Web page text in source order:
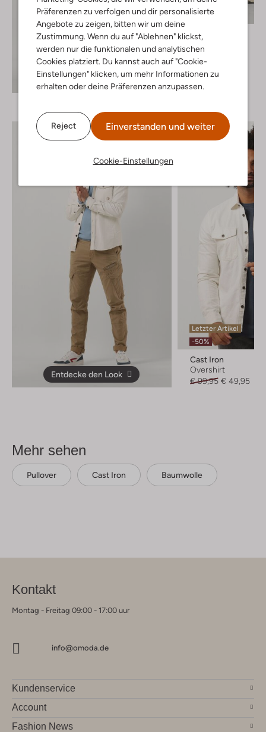
Präferenzen zu verfolgen und dir personalisierte
Angebote zu zeigen, bitten wir um deine
Zustimmung. Wenn du auf "Ablehnen" klickst,
werden nur die funktionalen und analytischen
Cookies platziert. Du kannst auch auf "Cookie-
Einstellungen" klicken, um mehr Informationen zu
erhalten oder deine Präferenzen anzupassen.
Reject Einverstanden und weiter
Cookie-Einstellungen
Entdecke den Look
Selected Men
Pantalon
€ 79,99
+ mehr farben
Entdecke den Look
Letzter Artikel
-50%
Cast Iron
Overshirt
€ 99,95 € 49,95
Mehr sehen
Pullover Cast Iron Baumwolle
Kontakt
Montag - Freitag 09:00 - 17:00 uur
info@omoda.de
Kundenservice
Account
Fashion News